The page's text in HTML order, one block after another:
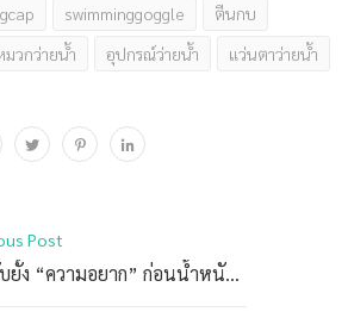
swimminggoggle
ตีนกบ
มวกว่ายน้ำ อุปกรณ์ว่ายน้ำ
แว่นตาว่ายน้ำ
Post
รู้วิธียับยั้ง “ความอยาก” ก่อนน้ำหนักขึ้นไม่รู้ตัว